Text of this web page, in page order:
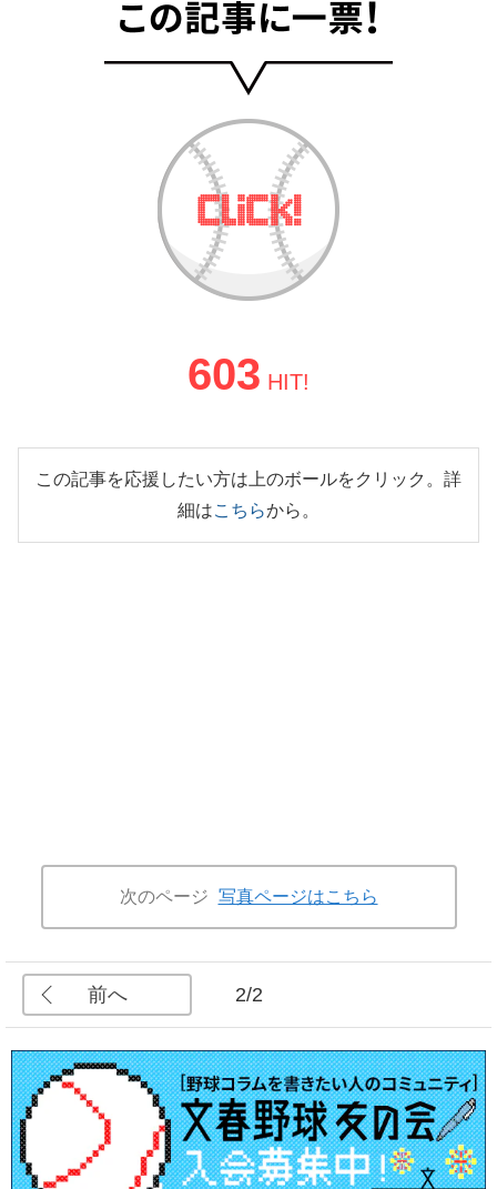
603 HIT!
この記事を応援したい方は上のボールをクリック。詳
細はこちらから。
次のページ 写真ページはこちら
前へ 2/2